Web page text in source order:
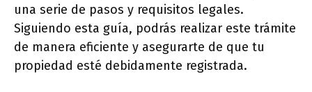
una serie de pasos y requisitos legales.
Siguiendo esta guía, podrás realizar este trámite
de manera eficiente y asegurarte de que tu
propiedad esté debidamente registrada.